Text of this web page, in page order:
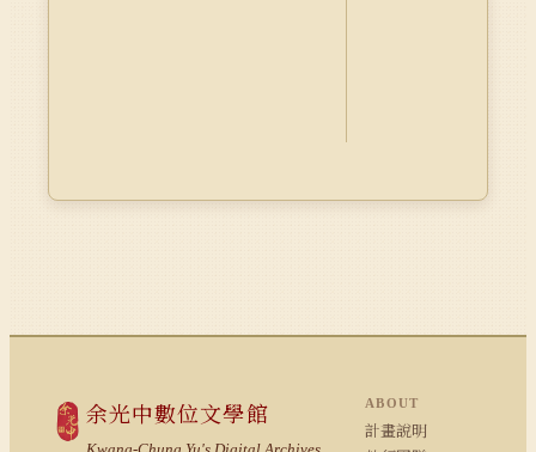
余光中數位文學館 ABOUT
計畫說明